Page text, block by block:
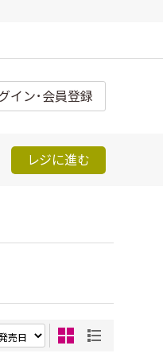
イン･会員登録
レジに進む